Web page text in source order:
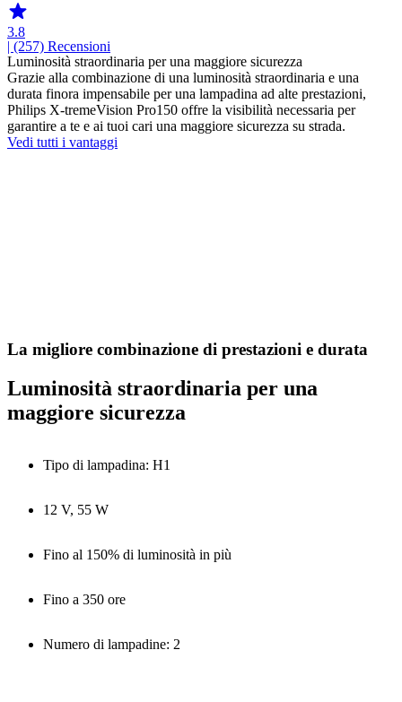
3.8
| (257) Recensioni
Luminosità straordinaria per una maggiore sicurezza
Grazie alla combinazione di una luminosità straordinaria e una
durata finora impensabile per una lampadina ad alte prestazioni,
Philips X-tremeVision Pro150 offre la visibilità necessaria per
garantire a te e ai tuoi cari una maggiore sicurezza su strada.
Vedi tutti i vantaggi
La migliore combinazione di prestazioni e durata
Luminosità straordinaria per una
maggiore sicurezza
Tipo di lampadina: H1
12 V, 55 W
Fino al 150% di luminosità in più
Fino a 350 ore
Numero di lampadine: 2